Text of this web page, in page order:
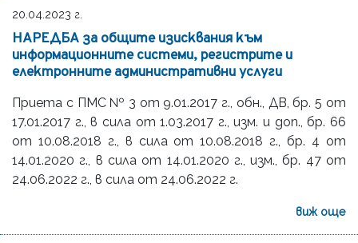
20.04.2023 г.
НАРЕДБА за общите изисквания към
информационните системи, регистрите и
електронните административни услуги
Приета с ПМС № 3 от 9.01.2017 г., обн., ДВ, бр. 5 от
17.01.2017 г., в сила от 1.03.2017 г., изм. и доп., бр. 66
от 10.08.2018 г., в сила от 10.08.2018 г., бр. 4 от
14.01.2020 г., в сила от 14.01.2020 г., изм., бр. 47 от
24.06.2022 г., в сила от 24.06.2022 г.
виж още